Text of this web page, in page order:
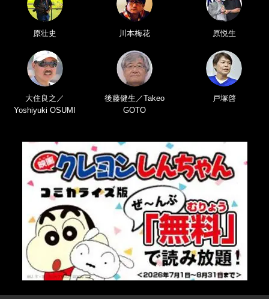
原壮史 川本梅花 原悦生
大住良之／
Yoshiyuki OSUMI
後藤健生／Takeo
GOTO
戸塚啓